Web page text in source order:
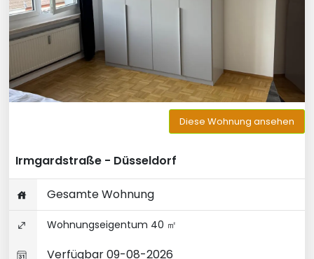
Diese Wohnung ansehen
Irmgardstraße - Düsseldorf
Gesamte Wohnung
Wohnungseigentum 40 ㎡
Verfügbar 09-08-2026